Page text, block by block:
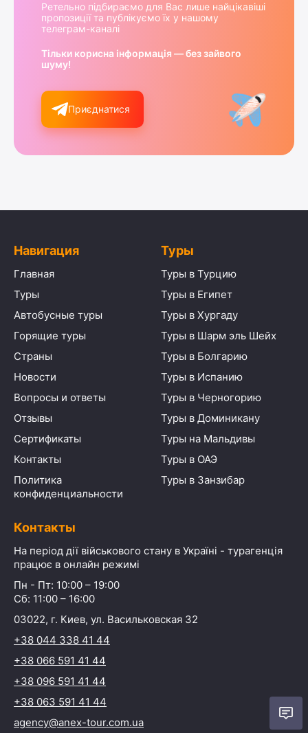
Ретельно підбираємо для Вас лише найцікавіші
пропозиції та публікуємо їх у нашому
телеграм-каналі
Тільки корисна інформація — без зайвого
шуму!
Приєднатися
Навигация
Главная
Туры
Автобусные туры
Горящие туры
Страны
Новости
Вопросы и ответы
Отзывы
Сертификаты
Контакты
Политика
конфиденциальности
Туры
Туры в Турцию
Туры в Египет
Туры в Хургаду
Туры в Шарм эль Шейх
Туры в Болгарию
Туры в Испанию
Туры в Черногорию
Туры в Доминикану
Туры на Мальдивы
Туры в ОАЭ
Туры в Занзибар
Контакты
На період дії військового стану в Україні - турагенція
працює в онлайн режимі
Пн - Пт: 10:00 – 19:00
Сб: 11:00 – 16:00
03022, г. Киев, ул. Васильковская 32
+38 044 338 41 44
+38 066 591 41 44
+38 096 591 41 44
+38 063 591 41 44
agency@anex-tour.com.ua